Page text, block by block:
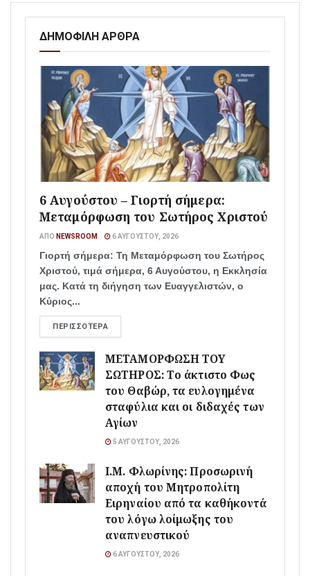
ΔΗΜΟΦΙΛΗ ΑΡΘΡΑ
6 Αυγούστου – Γιορτή σήμερα:
Μεταμόρφωση του Σωτήρος Χριστού
ΑΠΌ NEWSROOM 6 ΑΥΓΟΎΣΤΟΥ, 2026
Γιορτή σήμερα: Τη Μεταμόρφωση του Σωτήρος
Χριστού, τιμά σήμερα, 6 Αυγούστου, η Εκκλησία
μας. Κατά τη διήγηση των Ευαγγελιστών, ο
Κύριος...
ΠΕΡΙΣΣΌΤΕΡΑ
ΜΕΤΑΜΟΡΦΩΣΗ ΤΟΥ
ΣΩΤΗΡΟΣ: Το άκτιστο Φως
του Θαβώρ, τα ευλογημένα
σταφύλια και οι διδαχές των
Αγίων
5 ΑΥΓΟΎΣΤΟΥ, 2026
Ι.Μ. Φλωρίνης: Προσωρινή
αποχή του Μητροπολίτη
Ειρηναίου από τα καθήκοντά
του λόγω λοίμωξης του
αναπνευστικού
6 ΑΥΓΟΎΣΤΟΥ, 2026